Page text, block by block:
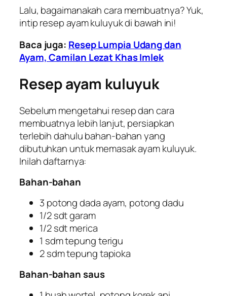
Lalu, bagaimanakah cara membuatnya? Yuk,
intip resep ayam kuluyuk di bawah ini!
Baca juga: Resep Lumpia Udang dan
Ayam, Camilan Lezat Khas Imlek
Resep ayam kuluyuk
Sebelum mengetahui resep dan cara
membuatnya lebih lanjut, persiapkan
terlebih dahulu bahan-bahan yang
dibutuhkan untuk memasak ayam kuluyuk.
Inilah daftarnya:
Bahan-bahan
3 potong dada ayam, potong dadu
1/2 sdt garam
1/2 sdt merica
1 sdm tepung terigu
2 sdm tepung tapioka
Bahan-bahan saus